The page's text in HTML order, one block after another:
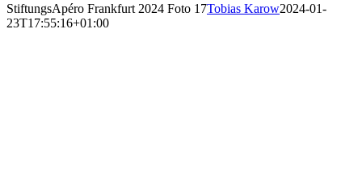
StiftungsApéro Frankfurt 2024 Foto 17Tobias Karow2024-01-
23T17:55:16+01:00